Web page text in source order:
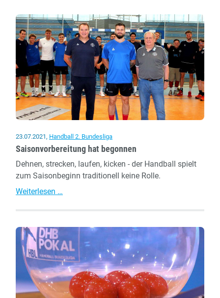
Tokio
–
Dormagener
heiß
auf
die
Entscheidung
im
Einzel
23.07.2021 , Handball 2. Bundesliga
Saisonvorbereitung hat begonnen
Dehnen, strecken, laufen, kicken - der Handball spielt
zum Saisonbeginn traditionell keine Rolle.
Weiterlesen …